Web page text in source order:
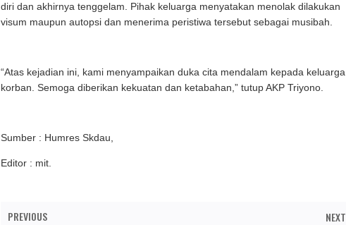
diri dan akhirnya tenggelam. Pihak keluarga menyatakan menolak dilakukan
visum maupun autopsi dan menerima peristiwa tersebut sebagai musibah.
“Atas kejadian ini, kami menyampaikan duka cita mendalam kepada keluarga
korban. Semoga diberikan kekuatan dan ketabahan,” tutup AKP Triyono.
Sumber : Humres Skdau,
Editor : mit.
PREVIOUS NEXT